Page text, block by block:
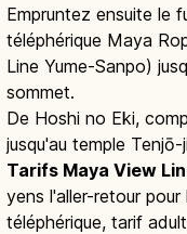
Empruntez ensuite le
téléphérique Maya
Line Yume-Sanpo)
sommet.
De Hoshi no Eki,
jusqu'au temple Tenjō-
Tarifs Maya View
yens l'aller-retour
téléphérique, tarif